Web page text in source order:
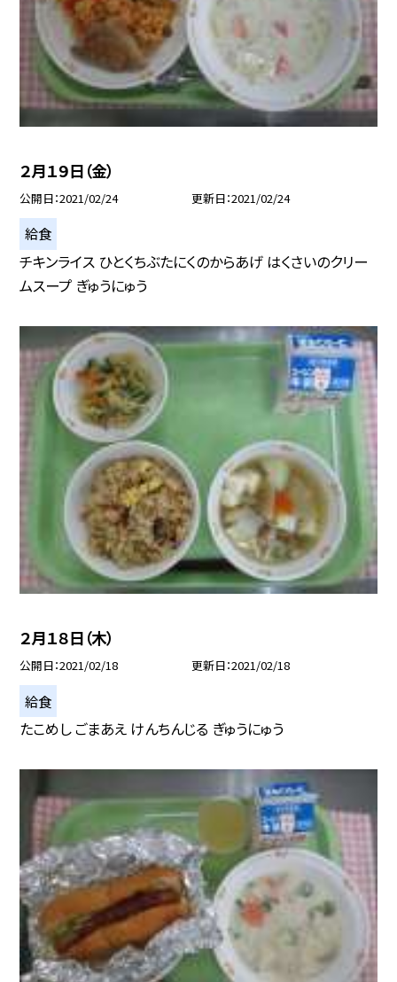
２月１９日（金）
公開日 2021/02/24 更新日 2021/02/24
給食
チキンライス ひとくちぶたにくのからあげ はくさいのクリー
ムスープ ぎゅうにゅう
２月１８日（木）
公開日 2021/02/18 更新日 2021/02/18
給食
たこめし ごまあえ けんちんじる ぎゅうにゅう